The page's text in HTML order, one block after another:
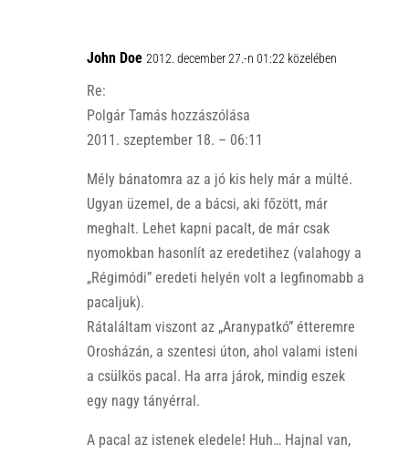
John Doe 2012. december 27.-n 01:22 közelében
Re:
Polgár Tamás hozzászólása
2011. szeptember 18. – 06:11
Mély bánatomra az a jó kis hely már a múlté.
Ugyan üzemel, de a bácsi, aki főzött, már
meghalt. Lehet kapni pacalt, de már csak
nyomokban hasonlít az eredetihez (valahogy a
„Régimódi” eredeti helyén volt a legfinomabb a
pacaljuk).
Rátaláltam viszont az „Aranypatkó” étteremre
Orosházán, a szentesi úton, ahol valami isteni
a csülkös pacal. Ha arra járok, mindig eszek
egy nagy tányérral.
A pacal az istenek eledele! Huh… Hajnal van,